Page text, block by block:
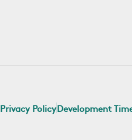
Privacy PolicyDevelopment